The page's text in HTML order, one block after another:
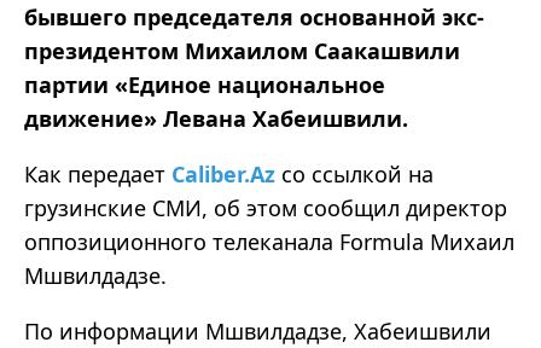
бывшего председателя основанной экс-
президентом Михаилом Саакашвили
партии «Единое национальное
движение» Левана Хабеишвили.
Как передает Caliber.Az со ссылкой на
грузинские СМИ, об этом сообщил директор
оппозиционного телеканала Formula Михаил
Мшвилдадзе.
По информации Мшвилдадзе, Хабеишвили